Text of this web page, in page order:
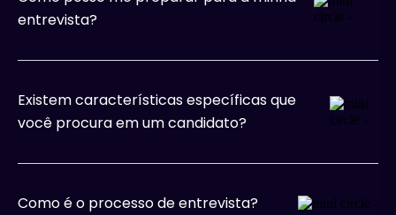
entrevista?
Existem características específicas que
você procura em um candidato?
Como é o processo de entrevista?